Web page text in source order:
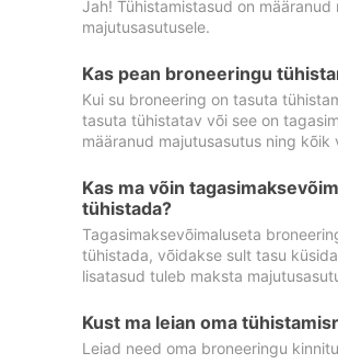
Jah! Tühistamistasud on
majutusasutusele.
Kas pean broneeringu
Kui su broneering on tasuta
tasuta tühistatav või see on
määranud majutusasutus ning
Kas ma võin
tühistada?
Tagasimaksevõimaluseta
tühistada, võidakse sult tasu
lisatasud tuleb maksta
Kust ma leian oma
Leiad need oma broneeringu